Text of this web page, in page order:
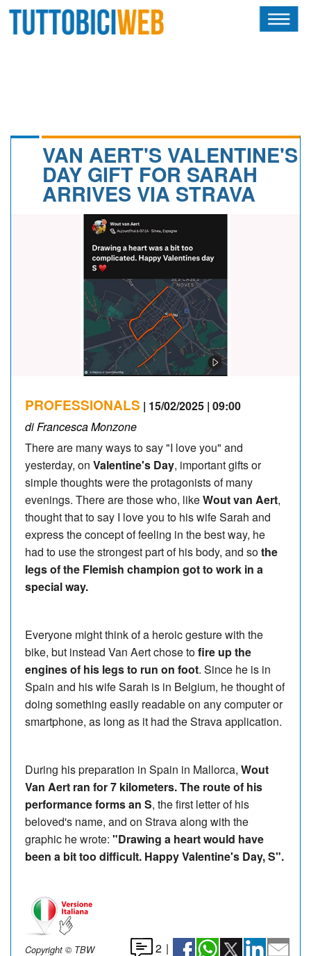
CALENDARIO
VAN AERT'S VALENTINE'S
DAY GIFT FOR SARAH
ARRIVES VIA STRAVA
PROFESSIONALS | 15/02/2025 | 09:00
di Francesca Monzone
There are many ways to say "I love you" and
yesterday, on Valentine's Day, important gifts or
simple thoughts were the protagonists of many
evenings. There are those who, likeWout van Aert,
thought that to say I love you to his wife Sarah and
express the concept of feeling in the best way, he
had to use the strongest part of his body, and sothe
legs of the Flemish champion got to work in a
special way.
Everyone might think of a heroic gesture with the
bike, but instead Van Aert chose tofire up the
engines of his legs to run on foot. Since he is in
Spain and his wife Sarah is in Belgium, he thought of
doing something easily readable on any computer or
smartphone, as long as it had the Strava application.
During his preparation in Spain in Mallorca, Wout
Van Aert ran for 7 kilometers. The route of his
performance forms an S, the first letter of his
beloved's name, and on Strava along with the
graphic he wrote: "Drawing a heart would have
been a bit too difficult. Happy Valentine's Day, S".
Copyright © TBW 2 |